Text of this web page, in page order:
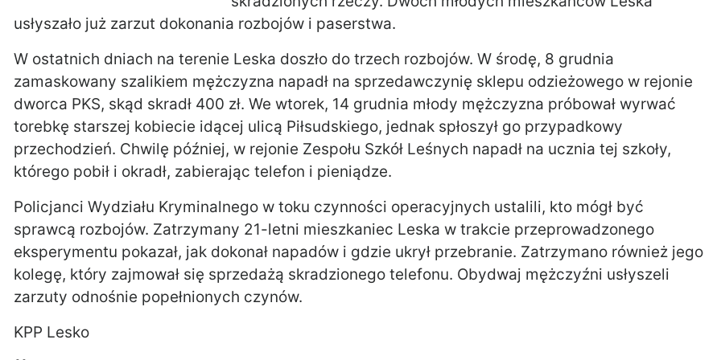
usłyszało już zarzut dokonania rozbojów i paserstwa.
W ostatnich dniach na terenie Leska doszło do trzech rozbojów. W środę, 8 grudnia
zamaskowany szalikiem mężczyzna napadł na sprzedawczynię sklepu odzieżowego w rejonie
dworca PKS, skąd skradł 400 zł. We wtorek, 14 grudnia młody mężczyzna próbował wyrwać
torebkę starszej kobiecie idącej ulicą Piłsudskiego, jednak spłoszył go przypadkowy
przechodzień. Chwilę później, w rejonie Zespołu Szkół Leśnych napadł na ucznia tej szkoły,
którego pobił i okradł, zabierając telefon i pieniądze.
Policjanci Wydziału Kryminalnego w toku czynności operacyjnych ustalili, kto mógł być
sprawcą rozbojów. Zatrzymany 21-letni mieszkaniec Leska w trakcie przeprowadzonego
eksperymentu pokazał, jak dokonał napadów i gdzie ukrył przebranie. Zatrzymano również jego
kolegę, który zajmował się sprzedażą skradzionego telefonu. Obydwaj mężczyźni usłyszeli
zarzuty odnośnie popełnionych czynów.
KPP Lesko